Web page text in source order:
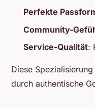
Perfekte
Community-
Service-Qualität:
Diese
durch authentische